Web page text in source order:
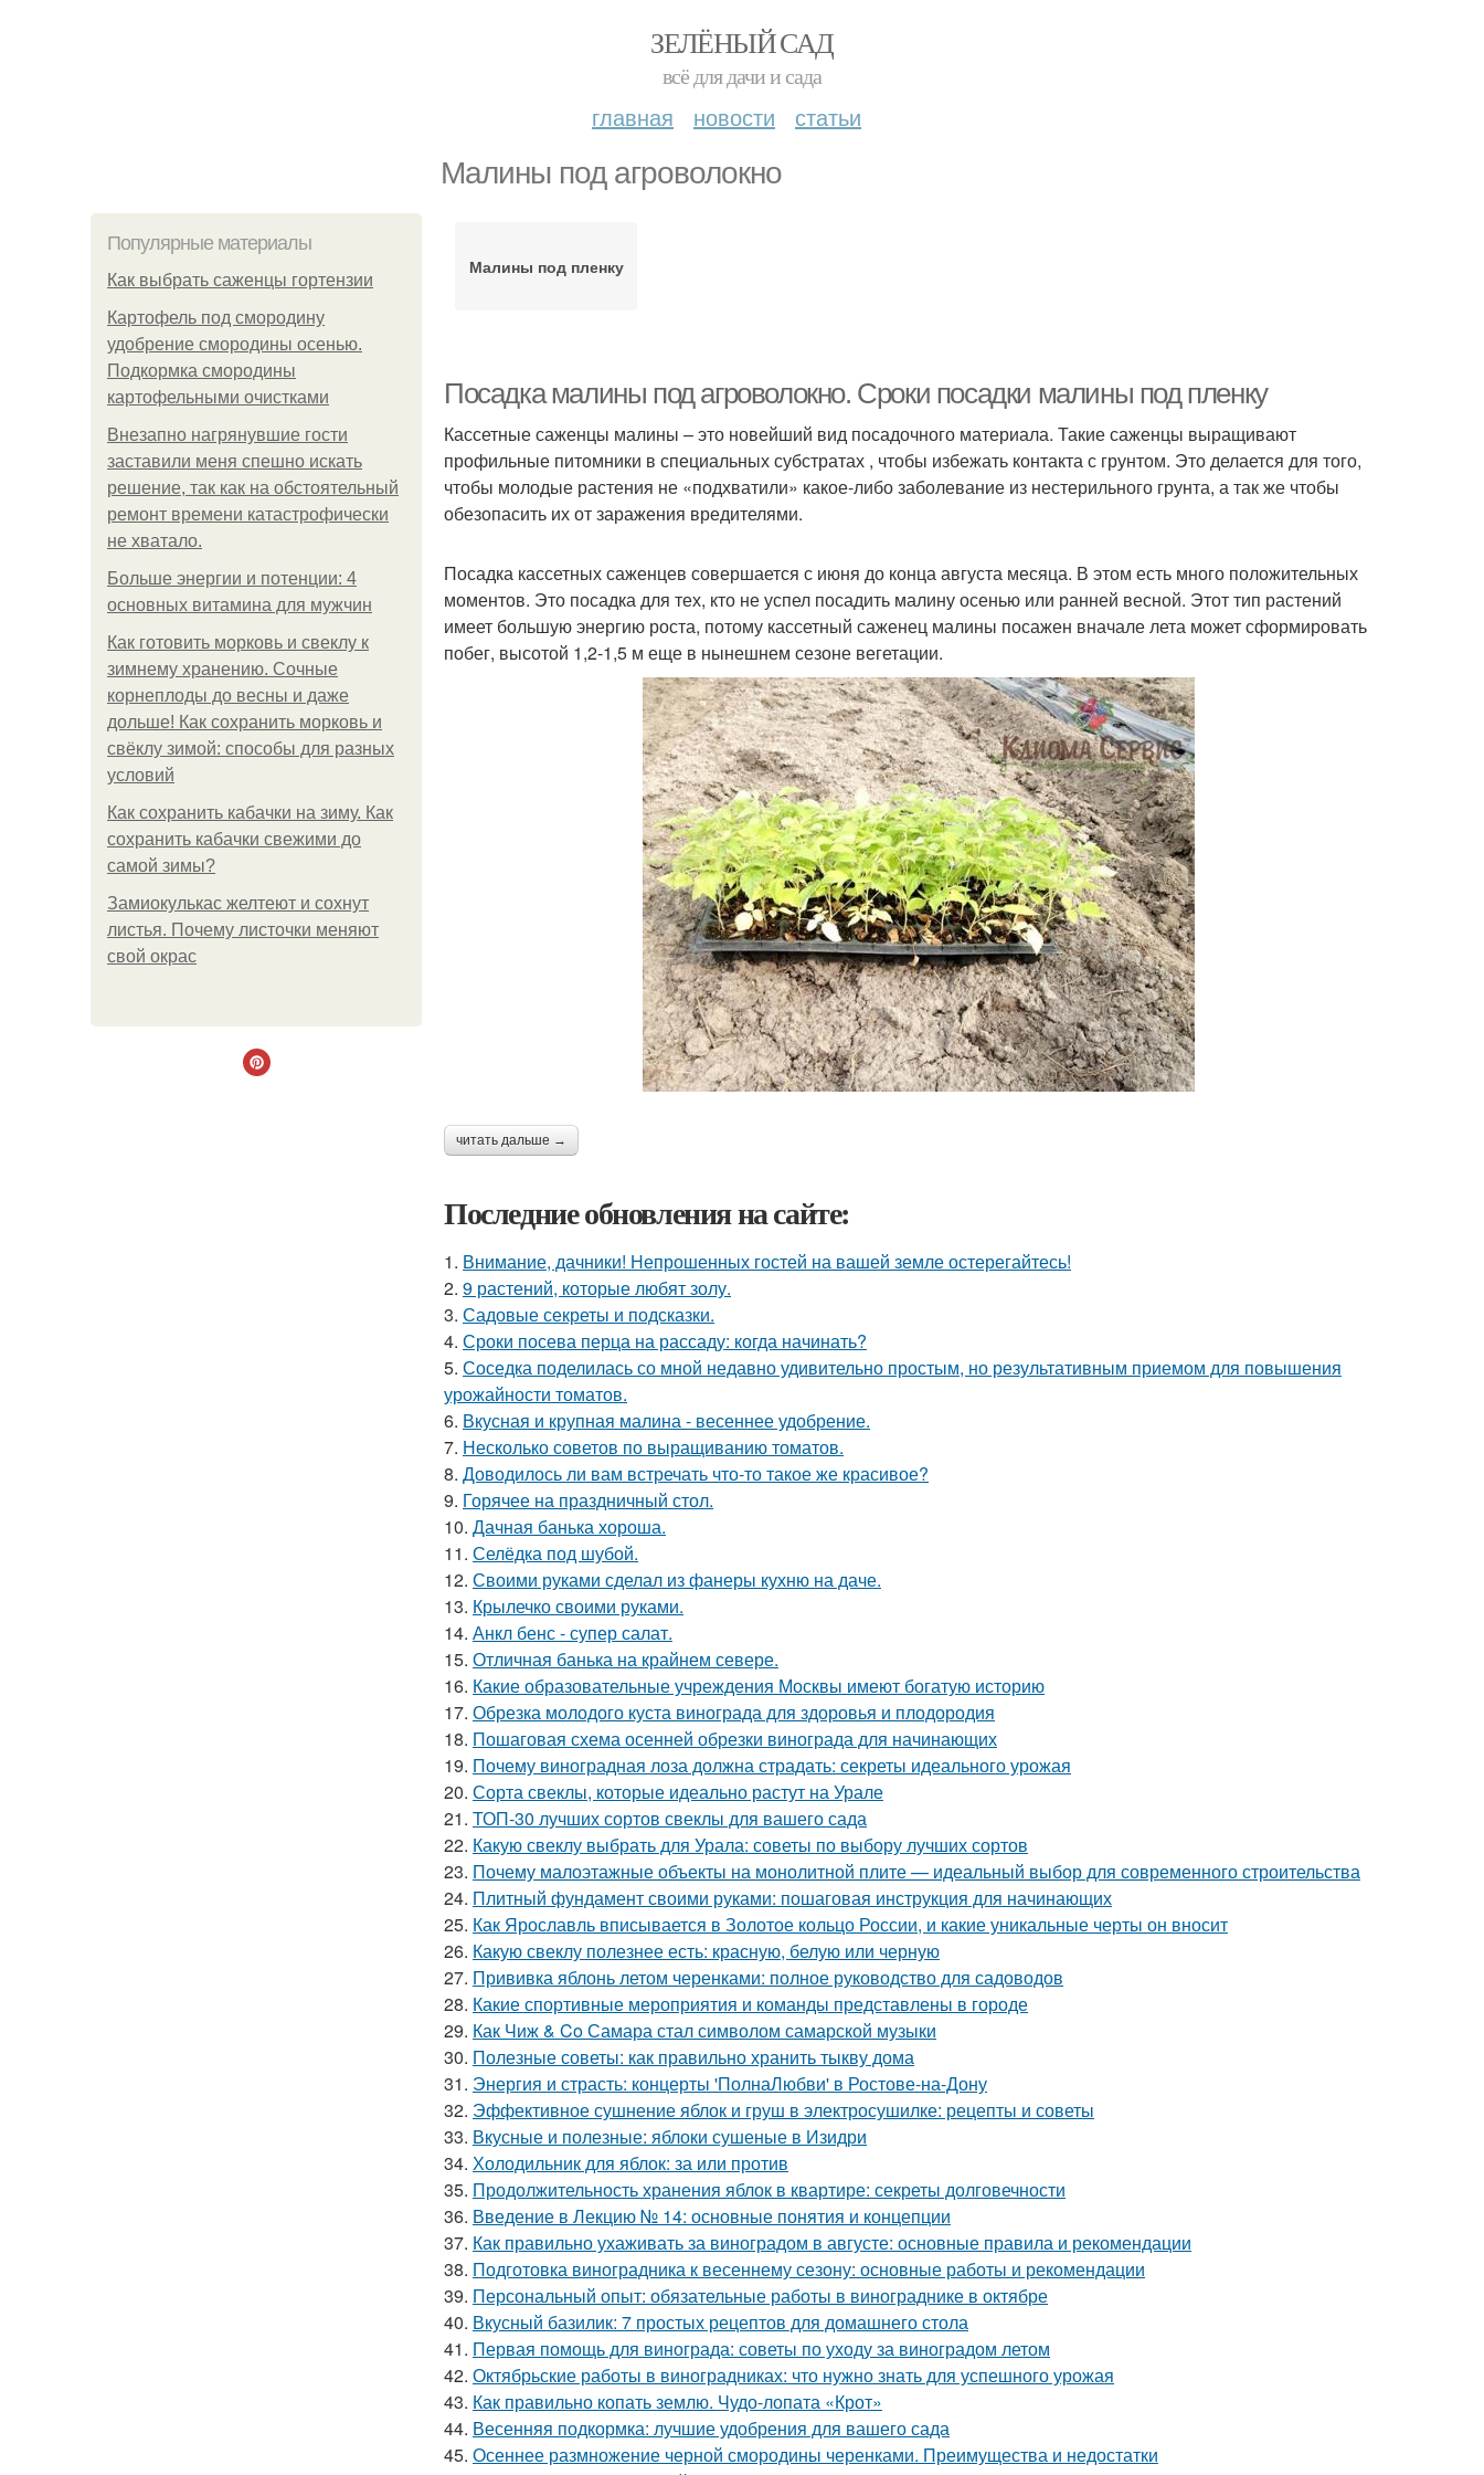
ЗЕЛЁНЫЙ САД
всё для дачи и сада
главная новости статьи
Малины под агроволокно
Популярные материалы
Как выбрать саженцы гортензии
Картофель под смородину
удобрение смородины осенью.
Подкормка смородины
картофельными очистками
Внезапно нагрянувшие гости
заставили меня спешно искать
решение, так как на обстоятельный
ремонт времени катастрофически
не хватало.
Больше энергии и потенции: 4
основных витамина для мужчин
Как готовить морковь и свеклу к
зимнему хранению. Сочные
корнеплоды до весны и даже
дольше! Как сохранить морковь и
свёклу зимой: способы для разных
условий
Как сохранить кабачки на зиму. Как
сохранить кабачки свежими до
самой зимы?
Замиокулькас желтеют и сохнут
листья. Почему листочки меняют
свой окрас
Малины под пленку
Посадка малины под агроволокно. Сроки посадки малины под пленку
Кассетные саженцы малины – это новейший вид посадочного материала. Такие саженцы выращивают
профильные питомники в специальных субстратах , чтобы избежать контакта с грунтом. Это делается для того,
чтобы молодые растения не «подхватили» какое-либо заболевание из нестерильного грунта, а так же чтобы
обезопасить их от заражения вредителями.
Посадка кассетных саженцев совершается с июня до конца августа месяца. В этом есть много положительных
моментов. Это посадка для тех, кто не успел посадить малину осенью или ранней весной. Этот тип растений
имеет большую энергию роста, потому кассетный саженец малины посажен вначале лета может сформировать
побег, высотой 1,2-1,5 м еще в нынешнем сезоне вегетации.
читать дальше →
Последние обновления на сайте:
1. Внимание, дачники! Непрошенных гостей на вашей земле остерегайтесь!
2. 9 растений, которые любят золу.
3. Садовые секреты и подсказки.
4. Сроки посева перца на рассаду: когда начинать?
5. Соседка поделилась со мной недавно удивительно простым, но результативным приемом для повышения
урожайности томатов.
6. Вкусная и крупная малина - весеннее удобрение.
7. Несколько советов по выращиванию томатов.
8. Доводилось ли вам встречать что-то такое же красивое?
9. Горячее на праздничный стол.
10. Дачная банька хороша.
11. Селёдка под шубой.
12. Своими руками сделал из фанеры кухню на даче.
13. Крылечко своими руками.
14. Анкл бенс - супер салат.
15. Отличная банька на крайнем севере.
16. Какие образовательные учреждения Москвы имеют богатую историю
17. Обрезка молодого куста винограда для здоровья и плодородия
18. Пошаговая схема осенней обрезки винограда для начинающих
19. Почему виноградная лоза должна страдать: секреты идеального урожая
20. Сорта свеклы, которые идеально растут на Урале
21. ТОП-30 лучших сортов свеклы для вашего сада
22. Какую свеклу выбрать для Урала: советы по выбору лучших сортов
23. Почему малоэтажные объекты на монолитной плите — идеальный выбор для современного строительства
24. Плитный фундамент своими руками: пошаговая инструкция для начинающих
25. Как Ярославль вписывается в Золотое кольцо России, и какие уникальные черты он вносит
26. Какую свеклу полезнее есть: красную, белую или черную
27. Прививка яблонь летом черенками: полное руководство для садоводов
28. Какие спортивные мероприятия и команды представлены в городе
29. Как Чиж & Co Самара стал символом самарской музыки
30. Полезные советы: как правильно хранить тыкву дома
31. Энергия и страсть: концерты 'ПолнаЛюбви' в Ростове-на-Дону
32. Эффективное сушнение яблок и груш в электросушилке: рецепты и советы
33. Вкусные и полезные: яблоки сушеные в Изидри
34. Холодильник для яблок: за или против
35. Продолжительность хранения яблок в квартире: секреты долговечности
36. Введение в Лекцию № 14: основные понятия и концепции
37. Как правильно ухаживать за виноградом в августе: основные правила и рекомендации
38. Подготовка виноградника к весеннему сезону: основные работы и рекомендации
39. Персональный опыт: обязательные работы в винограднике в октябре
40. Вкусный базилик: 7 простых рецептов для домашнего стола
41. Первая помощь для винограда: советы по уходу за виноградом летом
42. Октябрьские работы в виноградниках: что нужно знать для успешного урожая
43. Как правильно копать землю. Чудо-лопата «Крот»
44. Весенняя подкормка: лучшие удобрения для вашего сада
45. Осеннее размножение черной смородины черенками. Преимущества и недостатки